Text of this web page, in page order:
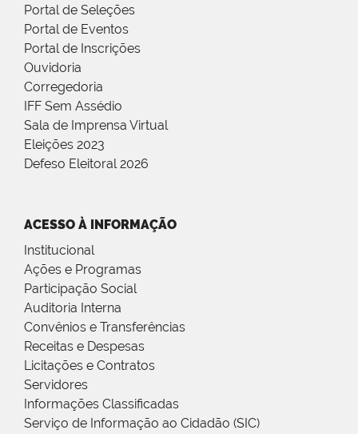
Portal de Seleções
Portal de Eventos
Portal de Inscrições
Ouvidoria
Corregedoria
IFF Sem Assédio
Sala de Imprensa Virtual
Eleições 2023
Defeso Eleitoral 2026
ACESSO À INFORMAÇÃO
Institucional
Ações e Programas
Participação Social
Auditoria Interna
Convênios e Transferências
Receitas e Despesas
Licitações e Contratos
Servidores
Informações Classificadas
Serviço de Informação ao Cidadão (SIC)